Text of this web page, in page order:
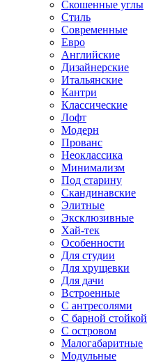
Скошенные углы
Стиль
Современные
Евро
Английские
Дизайнерские
Итальянские
Кантри
Классические
Лофт
Модерн
Прованс
Неоклассика
Минимализм
Под старину
Скандинавские
Элитные
Эксклюзивные
Хай-тек
Особенности
Для студии
Для хрущевки
Для дачи
Встроенные
С антресолями
С барной стойкой
С островом
Малогабаритные
Модульные